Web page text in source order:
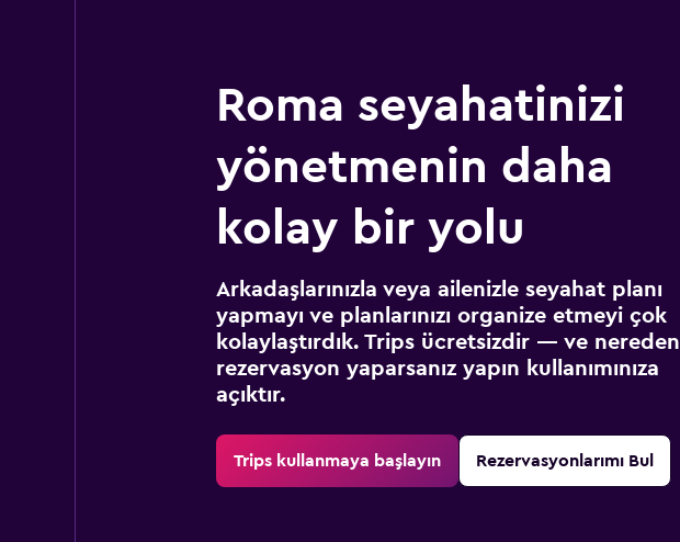
Roma seyahatinizi
yönetmenin daha
kolay bir yolu
Arkadaşlarınızla veya ailenizle seyahat planı
yapmayı ve planlarınızı organize etmeyi çok
kolaylaştırdık. Trips ücretsizdir — ve nereden
rezervasyon yaparsanız yapın kullanımınıza
açıktır.
Trips kullanmaya başlayın Rezervasyonlarımı Bul